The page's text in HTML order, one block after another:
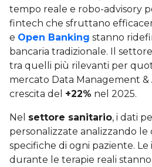
tempo reale e robo-advisory
fintech che sfruttano
e Open Banking stanno
bancaria tradizionale. Il
tra quelli più rilevanti per
mercato Data Management &
crescita del +22% nel 2025.
Nel settore sanitario, i dati
personalizzate analizzando le
specifiche di ogni paziente.
durante le terapie reali